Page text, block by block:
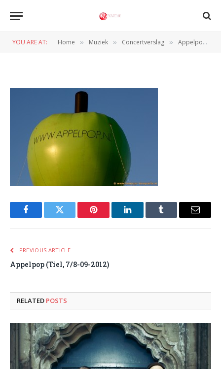
YOU ARE AT: Home » Muziek » Concertverslag » Appelpop (Tiel, 7/8-09-2012)
FacebookTwitter Pinterest LinkedInTumblr Email
PREVIOUS ARTICLE
Appelpop (Tiel, 7/8-09-2012)
RELATED POSTS